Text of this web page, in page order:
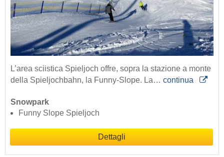
L’area sciistica Spieljoch offre, sopra la stazione a monte
della Spieljochbahn, la Funny-Slope. La… continua
Snowpark
Funny Slope Spieljoch
Dettagli